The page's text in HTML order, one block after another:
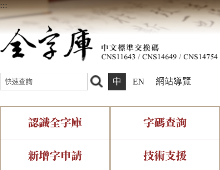
:::
中 EN 網站導覽
認識全字庫
全字庫介紹 全字庫現況
字碼查詢
IDS查詢 部件查詢
新增字申請 技術支援